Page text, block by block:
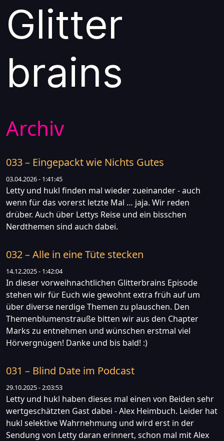
Glitter
brains
Archiv
033 – Eingepackt wie Nichts Gutes
03.04.2026 - 1:41:45
Letty und hukl finden mal wieder zueinander - auch
wenn für das vorerst letzte Mal … jaja. Wir reden
drüber. Auch über Lettys Reise und ein bisschen
Nerdthemen sind auch dabei.
032 – Alle in eine Tüte stecken
14.12.2025 - 1:42:04
In dieser vorweihnachtlichen Glitterbrains Episode
stehen wir für Euch wie gewohnt extra früh auf um
über diverse nerdige Themen zu plauschen. Den
Themenblumenstrauße bitten wir aus den Chapter
Marks zu entnehmen und wünschen erstmal viel
Hörvergnügen! Danke und bis bald! :)
031 – Blind Date im Podcast
29.10.2025 - 2:03:53
Letty und hukl haben dieses mal einen von Beiden sehr
wertgeschätzten Gast dabei - Alex Heimbuch. Leider hat
hukl selektive Wahrnehmung und wird erst in der
Sendung von Letty daran erinnert, schon mal mit Alex